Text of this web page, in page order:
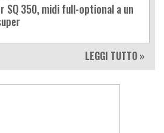
SQ 350, midi full-optional a un
LEGGI TUTTO »